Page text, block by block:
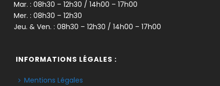
Mar. : 08h30 – 12h30 / 14h00 – 17h00
Mer. : 08h30 – 12h30
Jeu. & Ven. : 08h30 – 12h30 / 14h00 – 17h00
INFORMATIONS LÉGALES :
Mentions Légales